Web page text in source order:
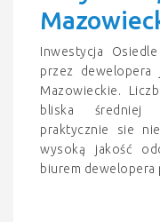
Inwestycja
przez
Mazowieckie.
bliska średniej
praktycznie sie
wysoką jakość
biurem dewelopera